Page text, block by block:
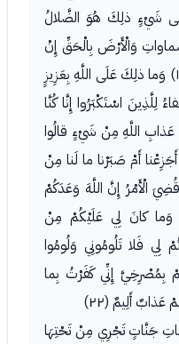
شَيْءٍ ذلِكَ هُوَ الضَّلالُ
السَّماواتِ وَالْأَرْضَ بِالْحَقِّ إِنْ
يَشَأْ يُذْهِبْكُمْ وَيَأْتِ بِخَلْقٍ جَدِيدٍ (١٩) وَما ذلِكَ عَلَى اللَّهِ بِعَزِيزٍ
لِلَّذِينَ اسْتَكْبَرُوا إِنَّا كُنَّا
اللَّهِ مِنْ شَيْءٍ قالُوا
أَمْ صَبَرْنا ما لَنا مِنْ
قُضِيَ الْأَمْرُ إِنَّ اللَّهَ وَعَدَكُمْ
وَما كانَ لِي عَلَيْكُمْ مِنْ
فَلا تَلُومُونِي وَلُومُوا
بِمُصْرِخِيَّ إِنِّي كَفَرْتُ بِما
أَلِيمٌ (٢٢)
جَنَّاتٍ تَجْرِي مِنْ تَحْتِهَا